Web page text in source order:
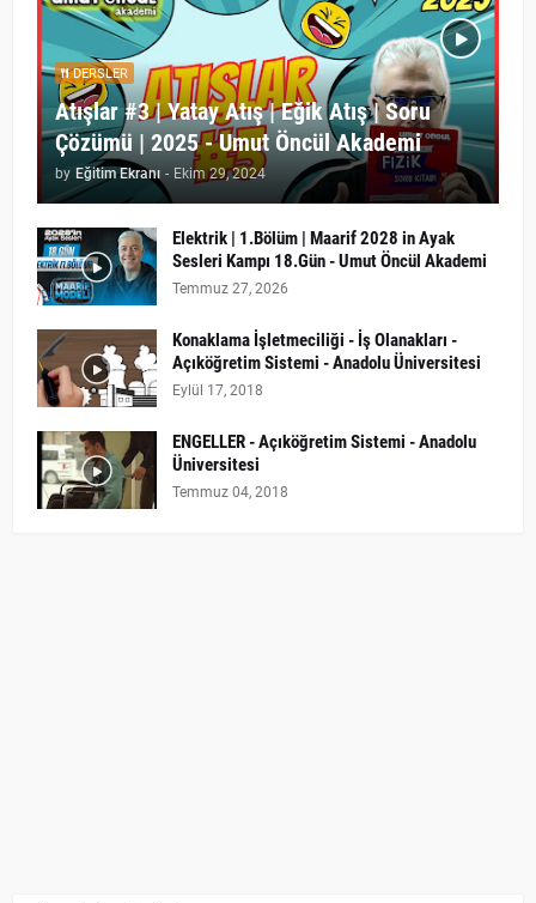
DERSLER
Atışlar #3 | Yatay Atış | Eğik Atış | Soru
Çözümü | 2025 - Umut Öncül Akademi
by Eğitim Ekranı - Ekim 29, 2024
Elektrik | 1.Bölüm | Maarif 2028 in Ayak
Sesleri Kampı 18.Gün - Umut Öncül Akademi
Temmuz 27, 2026
Konaklama İşletmeciliği - İş Olanakları -
Açıköğretim Sistemi - Anadolu Üniversitesi
Eylül 17, 2018
ENGELLER - Açıköğretim Sistemi - Anadolu
Üniversitesi
Temmuz 04, 2018